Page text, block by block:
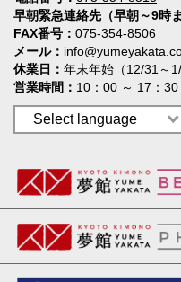
早朝緊急連絡先（早朝～9時ま
FAX番号
075-354-8506
メール
休業日
年末年始（12/31～1/
営業時間
10：00 ～ 17：30